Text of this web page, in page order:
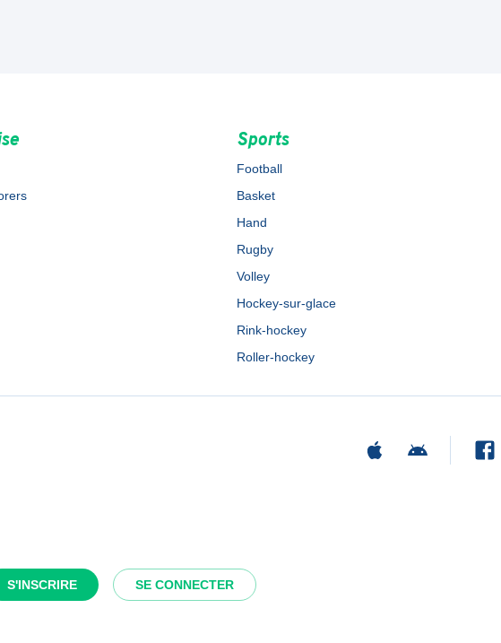
S'INSCRIRE SE CONNECTER
Sports
Football
Basket
Hand
Rugby
Volley
Hockey-sur-glace
Rink-hockey
Roller-hockey